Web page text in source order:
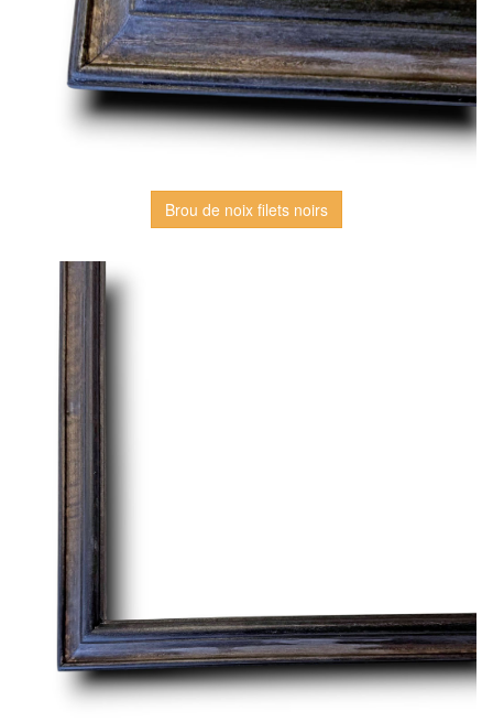
Brou de noix filets noirs